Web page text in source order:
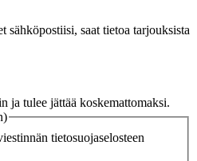
sähköpostiisi, saat tietoa tarjouksista
ja tulee jättää koskemattomaksi.
tietosuojaselosteen